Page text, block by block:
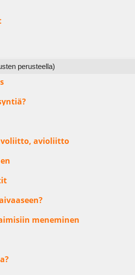
perusteella)
avioliitto
meneminen